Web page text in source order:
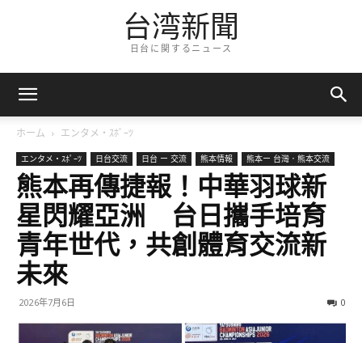
台湾新聞
日台に関するニュース
ホーム エンタメ・ｽﾎﾟｰﾂ
エンタメ・ｽﾎﾟｰﾂ 日台交流 日台 ー 交流 熊本情報 熊本ー 台灣．熊本交流
熊本再傳捷報！中華羽球新
星閃耀亞洲 台日攜手培育
青年世代，共創體育交流新
未來
2026年7月6日 0